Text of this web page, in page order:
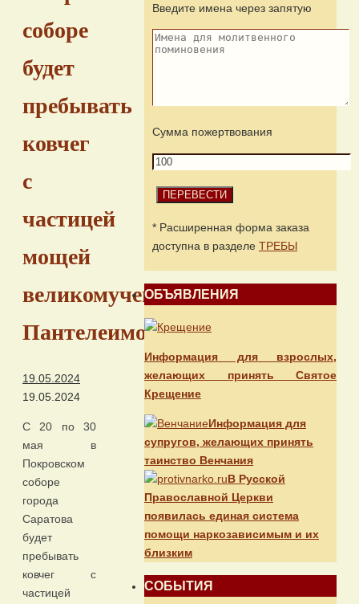
соборе
будет
пребывать
ковчег
с
частицей
мощей
великомученика
Пантелеимона
19.05.2024
19.05.2024
С 20 по 30
мая в
Покровском
соборе
города
Саратова
будет
пребывать
ковчег с
частицей
Введите имена через запятую
Сумма пожертвования
* Расширенная форма заказа
доступна в разделе ТРЕБЫ
ОБЪЯВЛЕНИЯ
Информация для взрослых,
желающих принять Святое
Крещение
Информация для
супругов, желающих принять
таинство Венчания
В Русской
Православной Церкви
появилась единая система
помощи наркозависимым и их
близким
СОБЫТИЯ